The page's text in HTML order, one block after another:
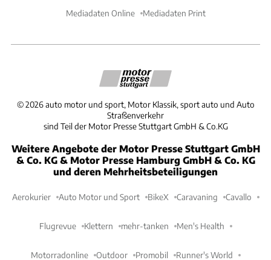
Mediadaten Online Mediadaten Print
©2026 auto motor und sport, Motor Klassik, sport auto und Auto
Straßenverkehr
sind Teil der Motor Presse Stuttgart GmbH & Co.KG
Weitere Angebote der Motor Presse Stuttgart GmbH
& Co. KG & Motor Presse Hamburg GmbH & Co. KG
und deren Mehrheitsbeteiligungen
Aerokurier Auto Motor und Sport BikeX Caravaning Cavallo
Flugrevue Klettern mehr-tanken Men's Health
Motorradonline Outdoor Promobil Runner's World